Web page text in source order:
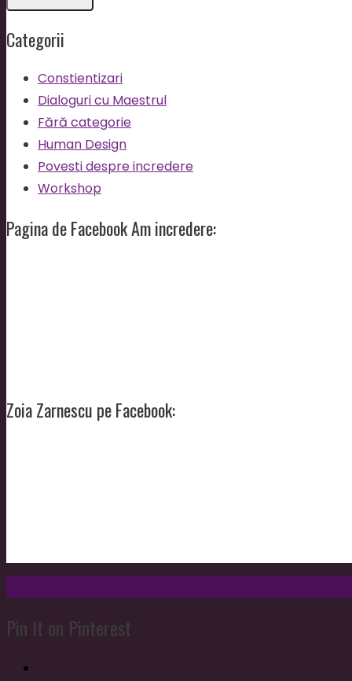
Categorii
Constientizari
Dialoguri cu Maestrul
Fără categorie
Human Design
Povesti despre incredere
Workshop
Pagina de Facebook Am incredere:
Zoia Zarnescu pe Facebook:
Pin It on Pinterest